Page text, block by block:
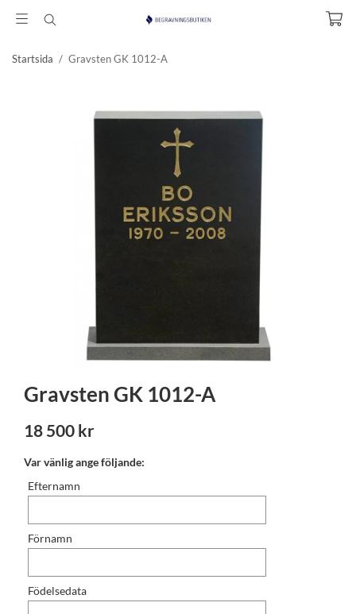
Startsida / Gravsten GK 1012-A
Gravsten GK 1012-A
18 500 kr
Var vänlig ange följande:
Efternamn
Förnamn
Födelsedata